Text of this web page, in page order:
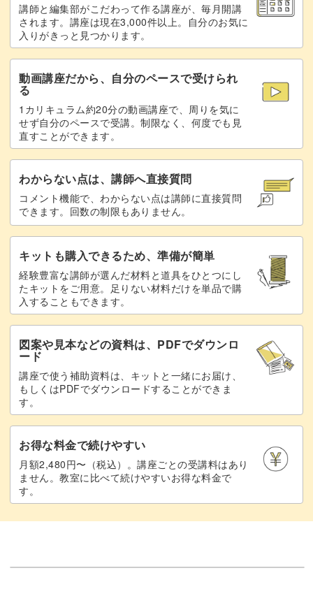
講師と編集部がこだわって作る講座が、毎月開講
されます。講座は現在3,000件以上。自分のお気に
入りがきっと見つかります。
動画講座だから、自分のペースで受けられ
る
1カリキュラム約20分の動画講座で、周りを気に
せず自分のペースで受講。制限なく、何度でも見
直すことができます。
わからない点は、講師へ直接質問
コメント機能で、わからない点は講師に直接質問
できます。回数の制限もありません。
キットも購入できるため、準備が簡単
経験豊富な講師が選んだ材料と道具をひとつにし
たキットをご用意。足りない材料だけを単品で購
入することもできます。
図案や見本などの資料は、PDFでダウンロ
ード
講座で使う補助資料は、キットと一緒にお届け、
もしくはPDFでダウンロードすることができま
す。
お得な料金で続けやすい
月額2,480円〜（税込）。講座ごとの受講料はあり
ません。教室に比べて続けやすいお得な料金で
す。